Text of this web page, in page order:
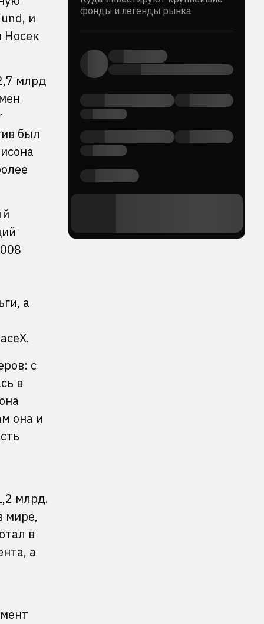
и
Носек
млрд
был
а
с
в
она и
млрд.
мире,
в
а
фонды и легенды рынка